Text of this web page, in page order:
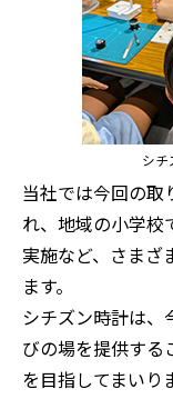
当社では今回の取
れ、地域の小学校
実施など、さまざ
ます。
シチズン時計は、
びの場を提供する
を目指してまいり
シチ